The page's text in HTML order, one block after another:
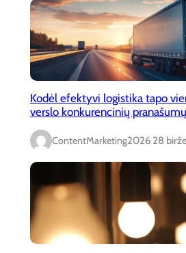
Kodėl efektyvi logistika tapo
verslo konkurencinių
ContentMarketing2026 28